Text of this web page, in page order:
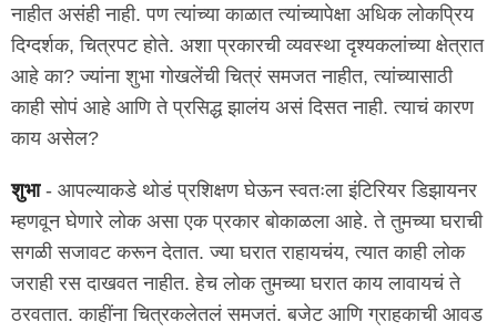
नाहीत असंही नाही. पण त्यांच्या काळात त्यांच्यापेक्षा अधिक लोकप्रिय
दिग्दर्शक, चित्रपट होते. अशा प्रकारची व्यवस्था दृश्यकलांच्या क्षेत्रात
आहे का? ज्यांना शुभा गोखलेंची चित्रं समजत नाहीत, त्यांच्यासाठी
काही सोपं आहे आणि ते प्रसिद्ध झालंय असं दिसत नाही. त्याचं कारण
काय असेल?
शुभा- आपल्याकडे थोडं प्रशिक्षण घेऊन स्वतःला इंटिरियर डिझायनर
म्हणवून घेणारे लोक असा एक प्रकार बोकाळला आहे. ते तुमच्या घराची
सगळी सजावट करून देतात. ज्या घरात राहायचंय, त्यात काही लोक
जराही रस दाखवत नाहीत. हेच लोक तुमच्या घरात काय लावायचं ते
ठरवतात. काहींना चित्रकलेतलं समजतं. बजेट आणि ग्राहकाची आवड